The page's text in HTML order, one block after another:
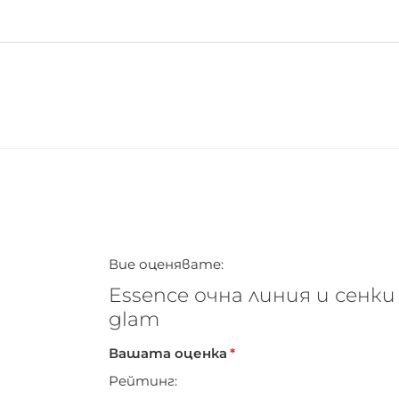
Вие оценявате:
Essence очна линия и
glam
Вашата оценка
Рейтинг: